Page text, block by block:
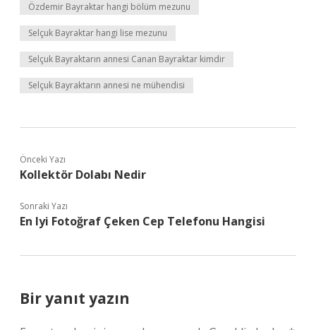
Özdemir Bayraktar hangi bölüm mezunu
Selçuk Bayraktar hangi lise mezunu
Selçuk Bayraktarın annesi Canan Bayraktar kimdir
Selçuk Bayraktarın annesi ne mühendisi
Önceki Yazı
Kollektör Dolabı Nedir
Sonraki Yazı
En Iyi Fotoğraf Çeken Cep Telefonu Hangisi
Bir yanıt yazın